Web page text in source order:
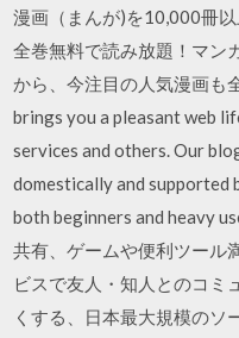
漫画（まんが)を10,000冊
全巻無料で読み放題！マン
から、今注目の人気漫画も
brings you a pleasant web
services and others. Our
domestically and supported
both beginners and heavy
共有、ゲームや便利ツール
ビスで友人・知人とのコミ
くする、日本最大規模のソ